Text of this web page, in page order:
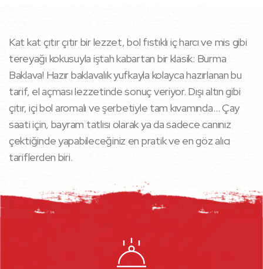
Kat kat çıtır çıtır bir lezzet, bol fıstıklı iç harcı ve mis gibi
tereyağı kokusuyla iştah kabartan bir klasik: Burma
Baklava! Hazır baklavalık yufkayla kolayca hazırlanan bu
tarif, el açması lezzetinde sonuç veriyor. Dışı altın gibi
çıtır, içi bol aromalı ve şerbetiyle tam kıvamında… Çay
saati için, bayram tatlısı olarak ya da sadece canınız
çektiğinde yapabileceğiniz en pratik ve en göz alıcı
tariflerden biri.